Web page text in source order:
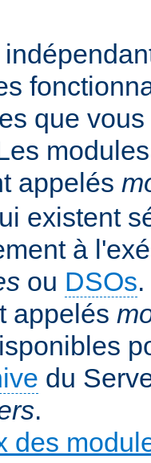
que
appelés
existent
à
ou DSOs
appelés
du
.
des